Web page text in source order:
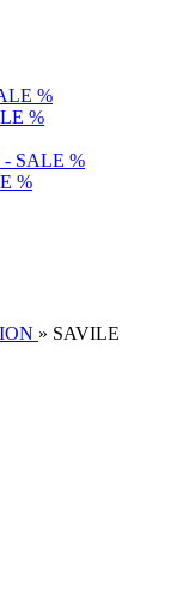
%
%
SALE %
%
» SAVILE